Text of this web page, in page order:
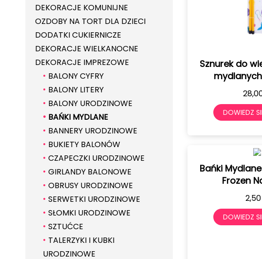
DEKORACJE KOMUNIJNE
OZDOBY NA TORT DLA DZIECI
DODATKI CUKIERNICZE
DEKORACJE WIELKANOCNE
DEKORACJE IMPREZOWE
BALONY CYFRY
BALONY LITERY
BALONY URODZINOWE
BAŃKI MYDLANE
BANNERY URODZINOWE
BUKIETY BALONÓW
CZAPECZKI URODZINOWE
GIRLANDY BALONOWE
OBRUSY URODZINOWE
SERWETKI URODZINOWE
SŁOMKI URODZINOWE
SZTUĆCE
TALERZYKI I KUBKI
URODZINOWE
Sznurek do
DOWIEDZ
Bańki
Frozen
2,50
DOWIEDZ